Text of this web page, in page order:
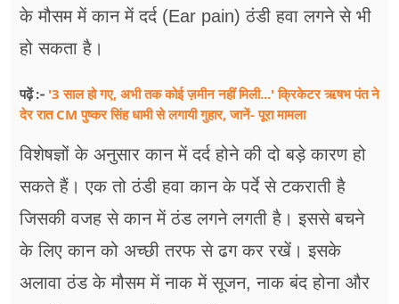
जॉब्स
अन्य खबरें
के मौसम में कान में दर्द (Ear pain) ठंडी हवा लगने से भी
हो सकता है।
पढ़ें :- '3 साल हो गए, अभी तक कोई ज़मीन नहीं मिली...' क्रिकेटर ऋषभ पंत ने
देर रात CM पुष्कर सिंह धामी से लगायी गुहार, जानें- पूरा मामला
विशेषज्ञों के अनुसार कान में दर्द होने की दो बड़े कारण हो
सकते हैं। एक तो ठंडी हवा कान के पर्दे से टकराती है
जिसकी वजह से कान में ठंड लगने लगती है। इससे बचने
के लिए कान को अच्छी तरफ से ढग कर रखें। इसके
अलावा ठंड के मौसम में नाक में सूजन, नाक बंद होना और